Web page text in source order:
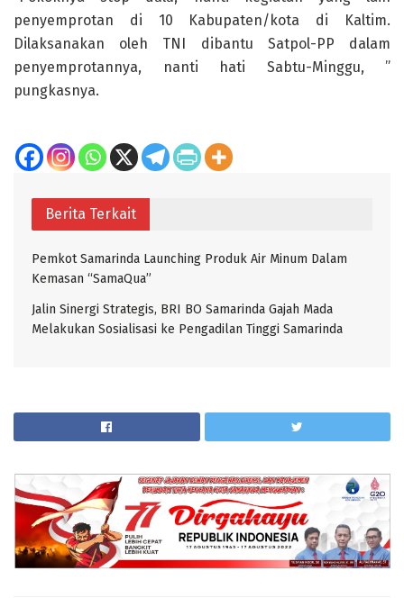
penyemprotan di 10 Kabupaten/kota di Kaltim.
Dilaksanakan oleh TNI dibantu Satpol-PP dalam
penyemprotannya, nanti hati Sabtu-Minggu, ”
pungkasnya.
Berita Terkait
Pemkot Samarinda Launching Produk Air Minum Dalam
Kemasan “SamaQua”
Jalin Sinergi Strategis, BRI BO Samarinda Gajah Mada
Melakukan Sosialisasi ke Pengadilan Tinggi Samarinda